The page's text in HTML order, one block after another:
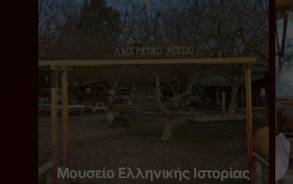
Μουσείο Ελληνικής Ιστορίας